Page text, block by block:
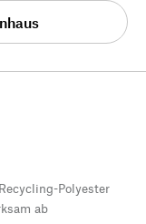
Polyester
ab